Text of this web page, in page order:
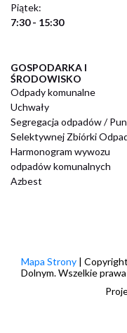
Piątek:
7:30 - 15:30
GOSPODARKA I
ŚRODOWISKO
Odpady komunalne
Uchwały
Segregacja odpadów /
Selektywnej Zbiórki
Harmonogram wywozu
odpadów komunalnych
Azbest
Mapa Strony |
Dolnym. Wszelkie